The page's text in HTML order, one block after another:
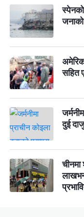
सहित
दुई
चीनमा